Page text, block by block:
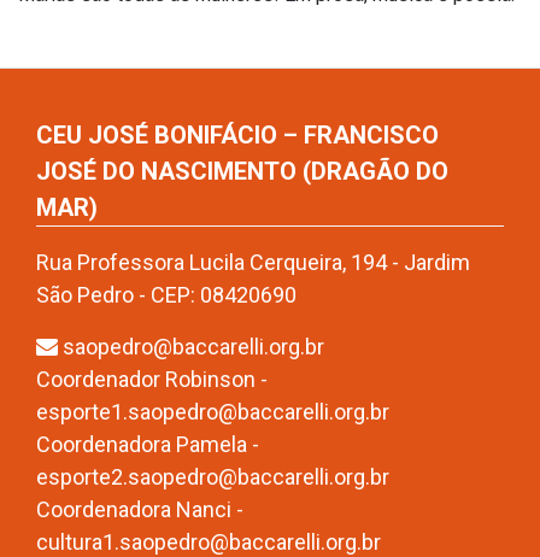
CEU JOSÉ BONIFÁCIO – FRANCISCO
JOSÉ DO NASCIMENTO (DRAGÃO DO
MAR)
Rua Professora Lucila Cerqueira, 194 - Jardim
São Pedro - CEP: 08420690
saopedro@baccarelli.org.br
Coordenador Robinson -
esporte1.saopedro@baccarelli.org.br
Coordenadora Pamela -
esporte2.saopedro@baccarelli.org.br
Coordenadora Nanci -
cultura1.saopedro@baccarelli.org.br